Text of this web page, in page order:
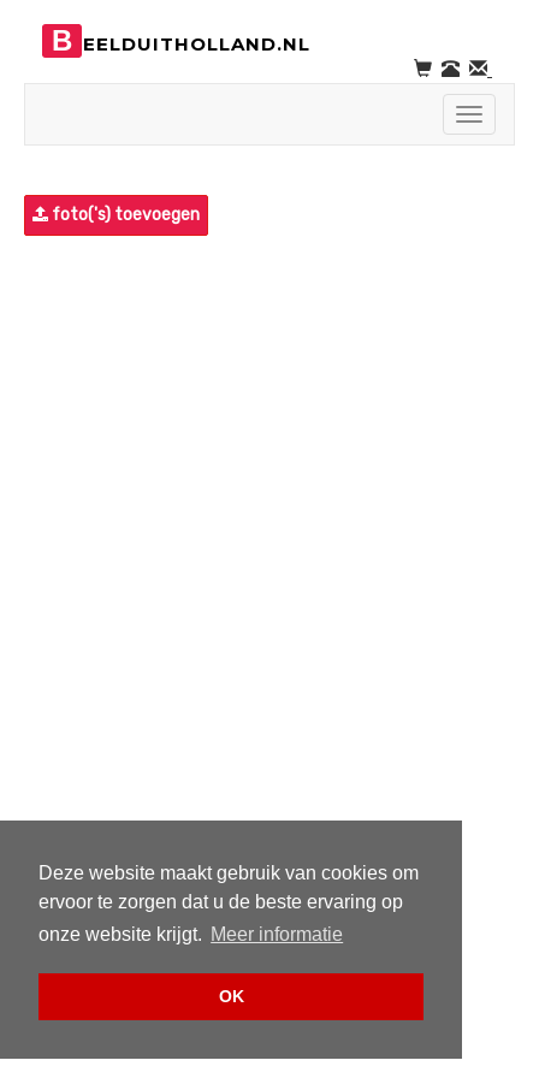
Deze website maakt gebruik van cookies om
ervoor te zorgen dat u de beste ervaring op
onze website krijgt. Meer informatie
OK
B EELDUITHOLLAND.NL
Toggle
foto('s) toevoegen